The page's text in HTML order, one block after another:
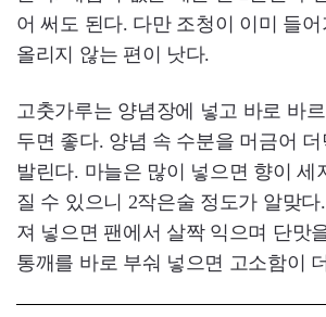
어 써도 된다. 다만 조청이 이미 들어
올리지 않는 편이 낫다.
고춧가루는 양념장에 넣고 바로 바
두면 좋다. 양념 속 수분을 머금어 더
발린다. 마늘은 많이 넣으면 향이 세
질 수 있으니 2작은술 정도가 알맞
져 넣으면 팬에서 살짝 익으며 단맛
통깨를 바로 부숴 넣으면 고소함이